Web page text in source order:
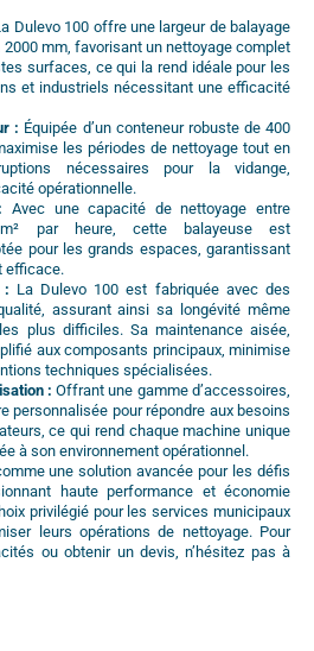
Dulevo 100 offre une largeur de balayage
mm, favorisant un nettoyage complet
surfaces, ce qui la rend idéale pour les
et industriels nécessitant une efficacité
: Équipée d’un conteneur robuste de 400
les périodes de nettoyage tout en
nécessaires pour la vidange,
opérationnelle.
Avec une capacité de nettoyage entre
par heure, cette balayeuse est
pour les grands espaces, garantissant
efficace.
: La Dulevo 100 est fabriquée avec des
assurant ainsi sa longévité même
plus difficiles. Sa maintenance aisée,
aux composants principaux, minimise
techniques spécialisées.
: Offrant une gamme d’accessoires,
personnalisée pour répondre aux besoins
ce qui rend chaque machine unique
à son environnement opérationnel.
une solution avancée pour les défis
haute performance et économie
privilégié pour les services municipaux
leurs opérations de nettoyage. Pour
ou obtenir un devis, n’hésitez pas à